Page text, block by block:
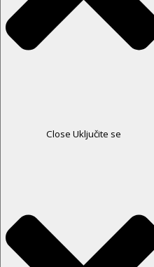
Close Uključite se